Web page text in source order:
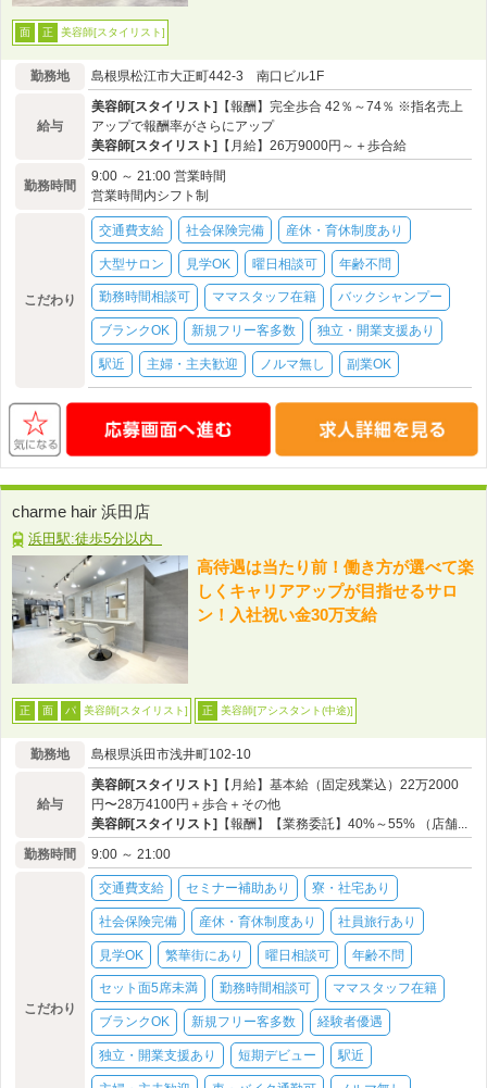
面 正 美容師[スタイリスト]
勤務地 島根県松江市大正町442-3 南口ビル1F
給与
美容師[スタイリスト]
【報酬】完全歩合 42％～74％ ※指名売上
アップで報酬率がさらにアップ
美容師[スタイリスト]
【月給】26万9000円～＋歩合給
勤務時間
9:00 ～ 21:00 営業時間
営業時間内シフト制
こだわり
交通費支給 社会保険完備 産休・育休制度あり
大型サロン 見学OK 曜日相談可 年齢不問
勤務時間相談可 ママスタッフ在籍 バックシャンプー
ブランクOK 新規フリー客多数 独立・開業支援あり
駅近 主婦・主夫歓迎 ノルマ無し 副業OK
charme hair 浜田店
浜田駅:徒歩5分以内
高待遇は当たり前！働き方が選べて楽
しくキャリアアップが目指せるサロ
ン！入社祝い金30万支給
正 面 パ 美容師[スタイリスト] 正 美容師[アシスタント(中途)]
勤務地 島根県浜田市浅井町102-10
給与
美容師[スタイリスト] 【月給】基本給（固定残業込）22万2000
円〜28万4100円＋歩合＋その他
美容師[スタイリスト] 【報酬】【業務委託】40%～55% （店舗...
勤務時間
9:00 ～ 21:00
こだわり
交通費支給 セミナー補助あり 寮・社宅あり
社会保険完備 産休・育休制度あり 社員旅行あり
見学OK 繁華街にあり 曜日相談可 年齢不問
セット面5席未満 勤務時間相談可 ママスタッフ在籍
ブランクOK 新規フリー客多数 経験者優遇
独立・開業支援あり 短期デビュー 駅近